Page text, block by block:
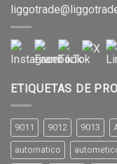
ETIQUETAS DE
9011 9012 9013
automatico